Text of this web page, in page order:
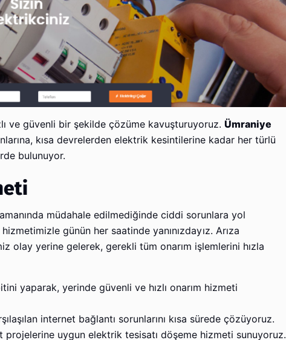
ve güvenli bir şekilde çözüme kavuşturuyoruz. Ümraniye
kısa devrelerden elektrik kesintilerine kadar her türlü
bulunuyor.
müdahale edilmediğinde ciddi sorunlara yol
hizmetimizle günün her saatinde yanınızdayız. Arıza
olay yerine gelerek, gerekli tüm onarım işlemlerini hızla
yaparak, yerinde güvenli ve hızlı onarım hizmeti
internet bağlantı sorunlarını kısa sürede çözüyoruz.
projelerine uygun elektrik tesisatı döşeme hizmeti sunuyoruz.